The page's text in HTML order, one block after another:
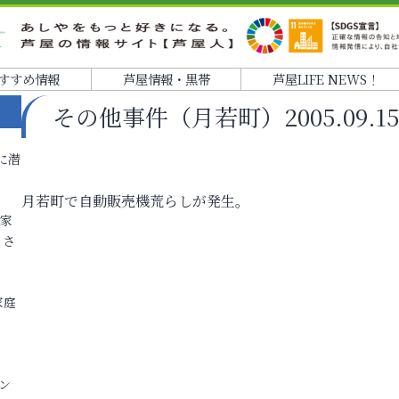
すめ情報 芦屋情報・黒帯 芦屋LIFE NEWS！
その他事件（月若町）2005.09.15
月若町で自動販売機荒らしが発生。
潜